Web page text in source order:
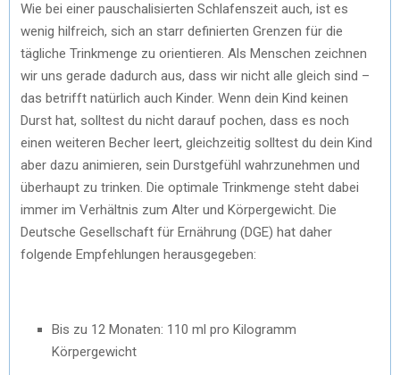
Wie bei einer pauschalisierten Schlafenszeit auch, ist es
wenig hilfreich, sich an starr definierten Grenzen für die
tägliche Trinkmenge zu orientieren. Als Menschen zeichnen
wir uns gerade dadurch aus, dass wir nicht alle gleich sind –
das betrifft natürlich auch Kinder. Wenn dein Kind keinen
Durst hat, solltest du nicht darauf pochen, dass es noch
einen weiteren Becher leert, gleichzeitig solltest du dein Kind
aber dazu animieren, sein Durstgefühl wahrzunehmen und
überhaupt zu trinken. Die optimale Trinkmenge steht dabei
immer im Verhältnis zum Alter und Körpergewicht. Die
Deutsche Gesellschaft für Ernährung (DGE) hat daher
folgende Empfehlungen herausgegeben:
Bis zu 12 Monaten: 110 ml pro Kilogramm
Körpergewicht